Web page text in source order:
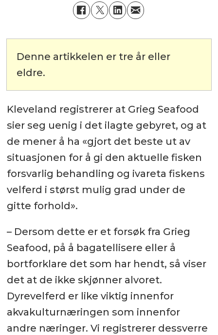
Denne artikkelen er tre år eller
eldre.
Kleveland registrerer at Grieg Seafood
sier seg uenig i det ilagte gebyret, og at
de mener å ha «gjort det beste ut av
situasjonen for å gi den aktuelle fisken
forsvarlig behandling og ivareta fiskens
velferd i størst mulig grad under de
gitte forhold».
– Dersom dette er et forsøk fra Grieg
Seafood, på å bagatellisere eller å
bortforklare det som har hendt, så viser
det at de ikke skjønner alvoret.
Dyrevelferd er like viktig innenfor
akvakulturnæringen som innenfor
andre næringer. Vi registrerer dessverre